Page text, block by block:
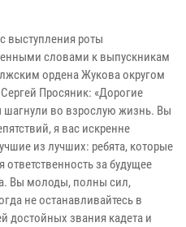
выступления роты
словами к выпускникам
ордена Жукова округом
Просяник: «Дорогие
шагнули во взрослую жизнь. Вы
я вас искренне
из лучших: ребята, которые
за будущее
Вы молоды, полны сил,
не останавливайтесь в
достойных звания кадета и